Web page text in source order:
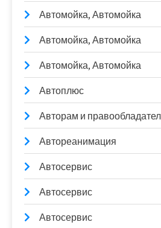
Автомойка, Автомойка
Автомойка, Автомойка
Автомойка, Автомойка
Автоплюс
Авторам и
Автореанимация
Автосервис
Автосервис
Автосервис